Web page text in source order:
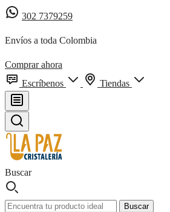
302 7379259
Envíos a toda Colombia
Comprar ahora
Escríbenos
Tiendas
Buscar
Buscar